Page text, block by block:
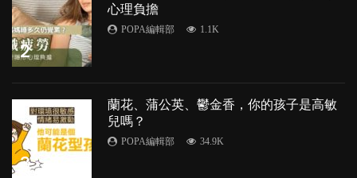
2
心理負擔
POPA編輯部 1.1K
3
蘭花、蒲公英、鬱金香，你的孩子是高敏
兒嗎？
POPA編輯部 34.9K